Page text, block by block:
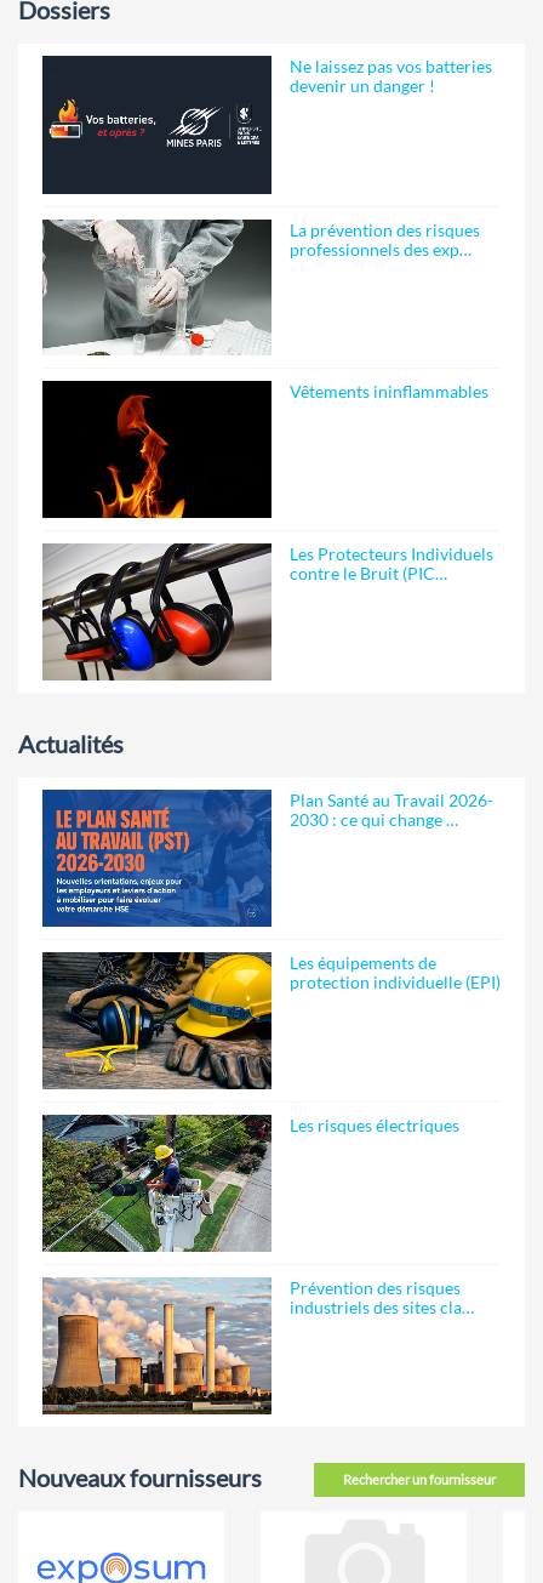
Dossiers
Ne laissez pas vos batteries
devenir un danger !
La prévention des risques
professionnels des exp…
Vêtements ininflammables
Les Protecteurs Individuels
contre le Bruit (PIC…
Actualités
Plan Santé au Travail 2026-
2030 : ce qui change …
Les équipements de
protection individuelle (EPI)
Les risques électriques
Prévention des risques
industriels des sites cla…
Rechercher un fournisseur
Nouveaux fournisseurs